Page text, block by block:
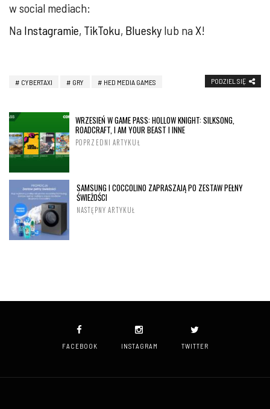
w social mediach:
Na Instagramie, TikToku, Bluesky lub na X!
CYBERTAXI GRY HED MEDIA GAMES PODZIEL SIĘ
WRZESIEŃ W GAME PASS: HOLLOW KNIGHT: SILKSONG,
ROADCRAFT, I AM YOUR BEAST I INNE
POPRZEDNI ARTYKUŁ
SAMSUNG I COCCOLINO ZAPRASZAJĄ PO ZESTAW PEŁNY
ŚWIEŻOŚCI
NASTĘPNY ARTYKUŁ
FACEBOOK INSTAGRAM TWITTER